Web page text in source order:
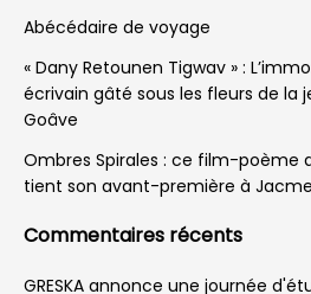
Abécédaire de voyage
« Dany Retounen Tigwav » :
écrivain gâté sous les fleurs de la
Goâve
Ombres Spirales : ce film-poème
tient son avant-première à
Commentaires récents
GRESKA annonce une journée